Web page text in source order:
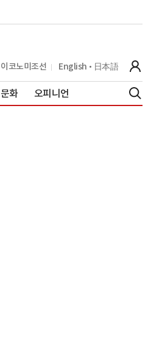
이코노미조선 English 日本語
문화 오피니언